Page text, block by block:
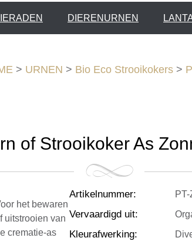
DIERENURNEN
> URNEN > Bio Eco Strooikokers >
of Strooikoker As
Artikelnummer:
Vervaardigd uit:
Kleurafwerking:
het bewaren
uitstrooien van
crematie-as